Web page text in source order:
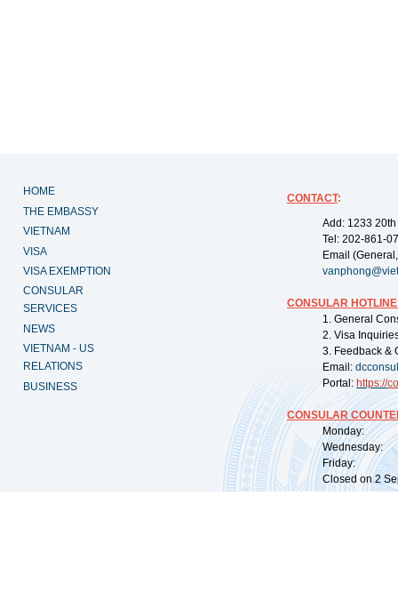
HOME
THE EMBASSY
VIETNAM
VISA
VISA EXEMPTION
CONSULAR
SERVICES
NEWS
VIETNAM - US
RELATIONS
BUSINESS
CONTACT:
Add: 1233
Tel: 202-861-
Email
CONSULAR
1. General
2. Visa
3. Feedback &
Email:
Portal: https://
CONSULAR
Monday:
Wednesday:
Friday:
Closed on 2